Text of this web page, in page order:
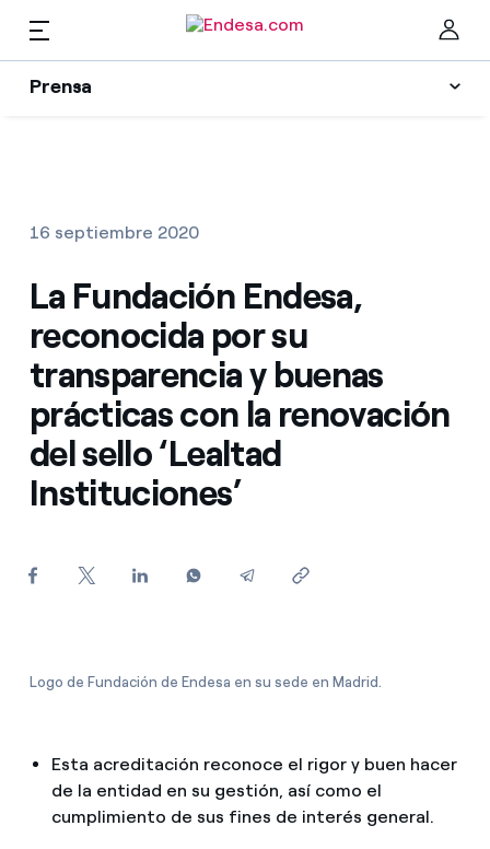
Prensa
Prensa
Encuentra la tarifa que más te conviene
Compara nuestras tarifas de empresa y ahorra
Por cada kWh que ahorres, te descontamos otro
¿Cómo ver mis facturas de Endesa?
Ofertas para autónomos y Pymes
Recursos
Colecciones
Contactos prensa
La cara e
ES
16 septiembre 2020
La Fundación Endesa,
reconocida por su
transparencia y buenas
prácticas con la renovación
del sello ‘Lealtad
Instituciones’
Logo de Fundación de Endesa en su sede en Madrid.
Esta acreditación reconoce el rigor y buen hacer
de la entidad en su gestión, así como el
cumplimiento de sus fines de interés general.